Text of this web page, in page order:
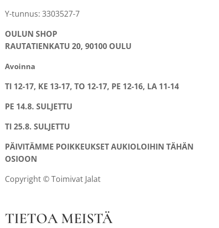
Y-tunnus: 3303527-7
OULUN SHOP
RAUTATIENKATU 20, 90100 OULU
Avoinna
TI 12-17, KE 13-17, TO 12-17, PE 12-16, LA 11-14
PE 14.8. SULJETTU
TI 25.8. SULJETTU
PÄIVITÄMME POIKKEUKSET AUKIOLOIHIN TÄHÄN
OSIOON
Copyright © Toimivat Jalat
TIETOA MEISTÄ